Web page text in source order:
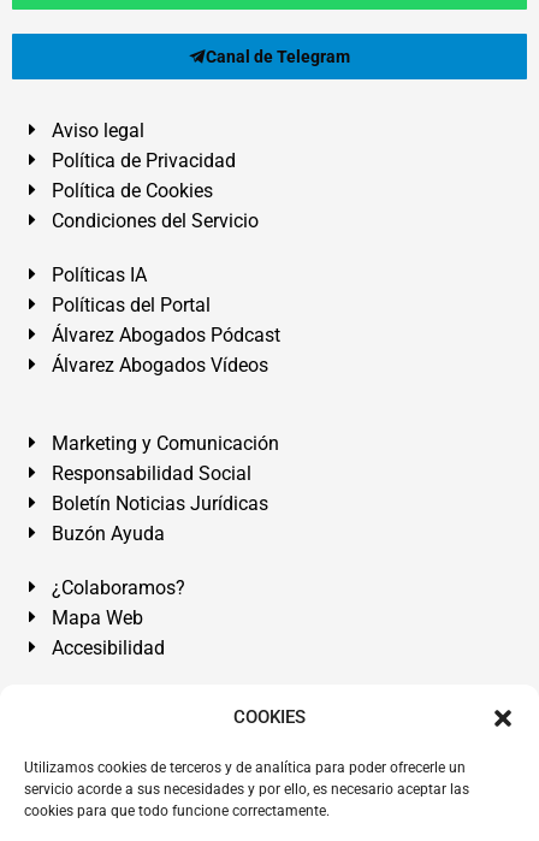
COOKIES
Utilizamos cookies de terceros y de analítica para poder ofrecerle un
servicio acorde a sus necesidades y por ello, es necesario aceptar las
cookies para que todo funcione correctamente.
Canal de Telegram
Aviso legal
Política de Privacidad
Política de Cookies
Condiciones del Servicio
Políticas IA
Políticas del Portal
Álvarez Abogados Pódcast
Álvarez Abogados Vídeos
Marketing y Comunicación
Responsabilidad Social
Boletín Noticias Jurídicas
Buzón Ayuda
¿Colaboramos?
Mapa Web
Accesibilidad
Álvarez Abogados Tenerife:Calle Teobaldo Power Nº 7,
de Tenerife. Islas Canarias.
Somos Abogados especialistas del Derecho desde 1954.